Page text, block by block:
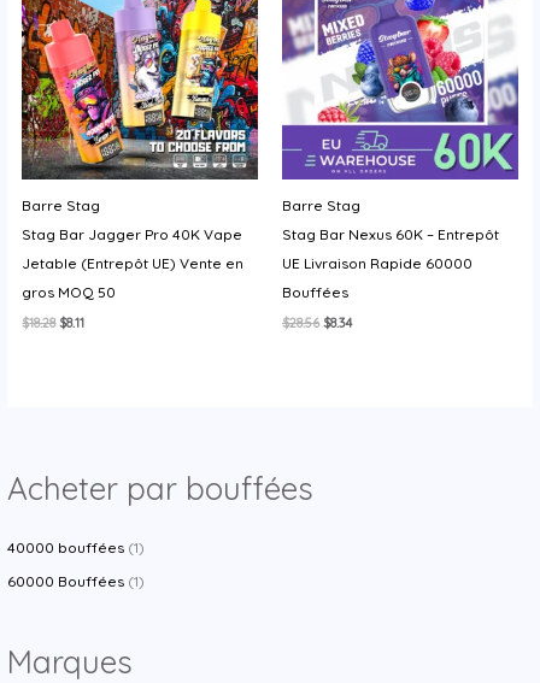
Acheter par bouffées
40000 bouffées (1)
60000 Bouffées (1)
Marques
Barre Stag
Stag Bar Jagger Pro 40K Vape
Jetable (Entrepôt UE) Vente en
gros MOQ 50
$18.28 Le
$8.11Le
Barre Stag
Stag Bar Nexus 60K – Entrepôt
UE Livraison Rapide 60000
Bouffées
$28.56 Le
$8.34Le